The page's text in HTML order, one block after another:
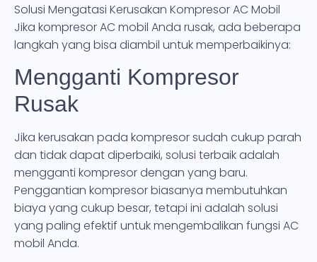
Solusi Mengatasi Kerusakan Kompresor AC Mobil
Jika kompresor AC mobil Anda rusak, ada beberapa
langkah yang bisa diambil untuk memperbaikinya:
Mengganti Kompresor
Rusak
Jika kerusakan pada kompresor sudah cukup parah
dan tidak dapat diperbaiki, solusi terbaik adalah
mengganti kompresor dengan yang baru.
Penggantian kompresor biasanya membutuhkan
biaya yang cukup besar, tetapi ini adalah solusi
yang paling efektif untuk mengembalikan fungsi AC
mobil Anda.